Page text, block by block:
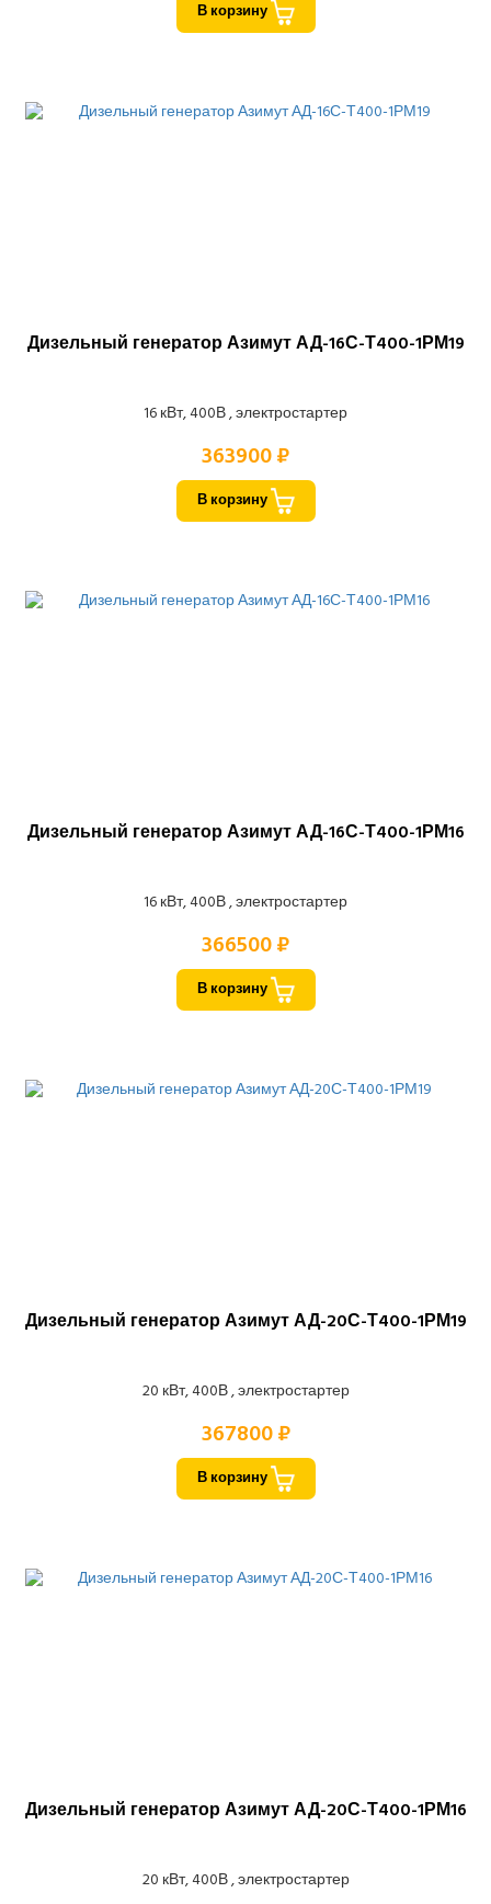
В корзину
Дизельный генератор Азимут АД-16С-Т400-1РМ19
16 кВт, 400В , электростартер
363900 ₽
В корзину
Дизельный генератор Азимут АД-16С-Т400-1РМ16
16 кВт, 400В , электростартер
366500 ₽
В корзину
Дизельный генератор Азимут АД-20С-Т400-1РМ19
20 кВт, 400В , электростартер
367800 ₽
В корзину
Дизельный генератор Азимут АД-20С-Т400-1РМ16
20 кВт, 400В , электростартер